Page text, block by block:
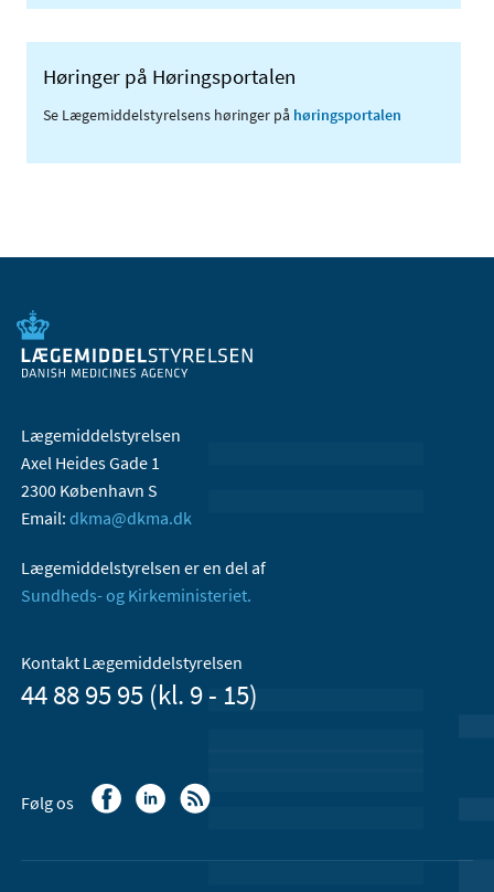
Høringer på Høringsportalen
Se Lægemiddelstyrelsens høringer på høringsportalen
Lægemiddelstyrelsen
Axel Heides Gade 1
2300 København S
Email: dkma@dkma.dk
Lægemiddelstyrelsen er en del af
Sundheds- og Kirkeministeriet.
Kontakt Lægemiddelstyrelsen
44 88 95 95 (kl. 9 - 15)
Følg os